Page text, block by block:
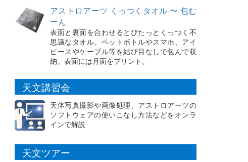
アストロアーツ くっつくタオル 〜 包む
ーん
表面と裏面を合わせるとぴたっとくっつく不
思議なタオル。ペットボトルやスマホ、アイ
ピースやケーブル等を結び目なしで包んで収
納。表面には月面をプリント。
天文講習会
天体写真撮影や画像処理、アストロアーツの
ソフトウェアの使いこなし方法などをオンラ
インで解説
天文ツアー